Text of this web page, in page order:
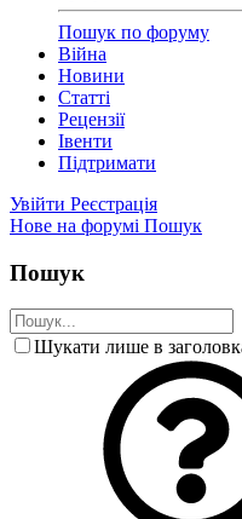
Пошук по форуму
Війна
Новини
Статті
Рецензії
Івенти
Підтримати
Увійти Реєстрація
Нове на форумі Пошук
Пошук
Шукати лише в